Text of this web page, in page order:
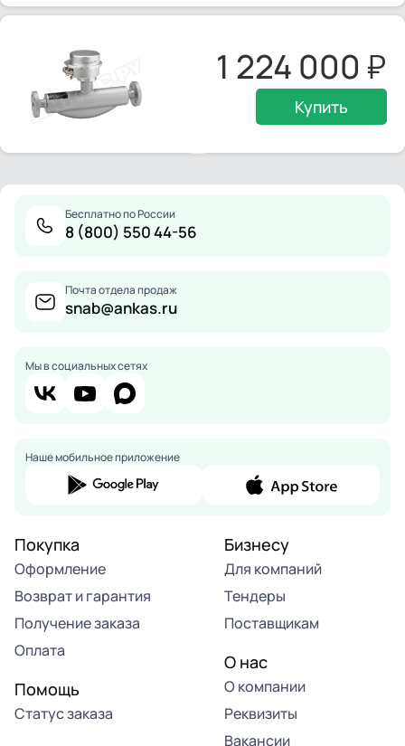
1 224 000
Купить
Бесплатно по России
8 (800) 550 44-56
Почта отдела продаж
snab@ankas.ru
Мы в социальных сетях
Наше мобильное приложение
Покупка
Оформление
Возврат и гарантия
Получение заказа
Оплата
Помощь
Статус заказа
Бизнесу
Для компаний
Тендеры
Поставщикам
О нас
О компании
Реквизиты
Вакансии